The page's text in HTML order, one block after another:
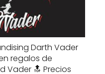
Darth Vader
regalos de
Vader 🔝 Precios